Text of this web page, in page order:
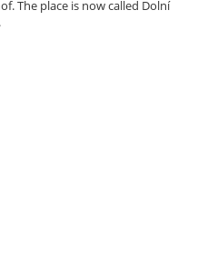
The place is now called Dolní